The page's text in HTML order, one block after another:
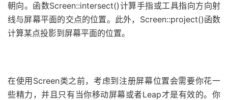
朝向。函数Screen::intersect()计算手指或工具指向方向射
线与屏幕平面的交点的位置。此外，Screen::project()函数
计算某点投影到屏幕平面的位置。
在使用Screen类之前，考虑到注册屏幕位置会需要你花一
些精力，并且只有当你移动屏幕或者Leap才是有效的。你